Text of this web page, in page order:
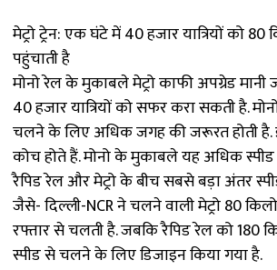
मेट्रो ट्रेन: एक घंटे में 40 हजार यात्रियों को 80
पहुंचाती है
मोनो रेल के मुकाबले मेट्रो काफी अपग्रेड
40 हजार यात्रियों को सफर करा सकती है.
चलने के लिए अधिक जगह की जरूरत होती
कोच होते हैं. मोनो के मुकाबले यह अधिक
रैपिड रेल और मेट्रो के बीच सबसे बड़ा अंतर
जैसे- दिल्ली-NCR ने चलने वाली मेट्रो 80
रफ्तार से चलती है. जबकि रैपिड रेल को 180
स्पीड से चलने के लिए डिजाइन किया गया है.